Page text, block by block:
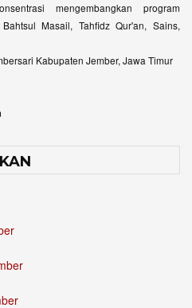
mengembangkan program
Masail, Tahfidz Qur'an, Sains,
Kabupaten Jember, Jawa Timur